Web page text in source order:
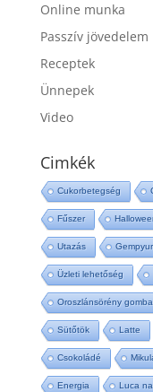
Online munka
Passzív jövedelem
Receptek
Ünnepek
Video
Cimkék
Cukorbetegség
Fűszer
Utazás
Üzleti lehetőség
Oroszlánsörény gomba
Sütőtök Latte
Csokoládé
Energia Luca